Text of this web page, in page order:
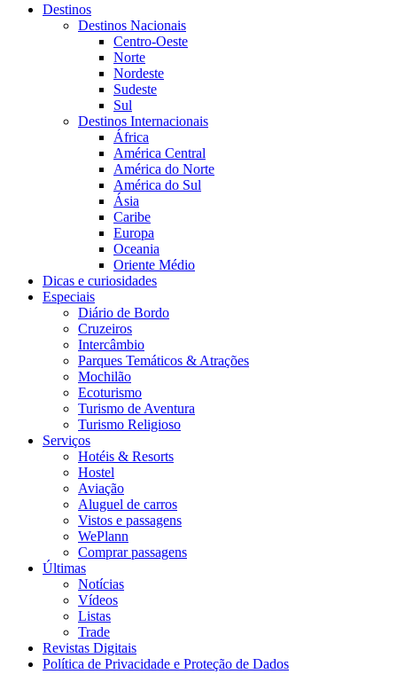
Destinos
Destinos Nacionais
Centro-Oeste
Norte
Nordeste
Sudeste
Sul
Destinos Internacionais
África
América Central
América do Norte
América do Sul
Ásia
Caribe
Europa
Oceania
Oriente Médio
Dicas e curiosidades
Especiais
Diário de Bordo
Cruzeiros
Intercâmbio
Parques Temáticos & Atrações
Mochilão
Ecoturismo
Turismo de Aventura
Turismo Religioso
Serviços
Hotéis & Resorts
Hostel
Aviação
Aluguel de carros
Vistos e passagens
WePlann
Comprar passagens
Últimas
Notícias
Vídeos
Listas
Trade
Revistas Digitais
Política de Privacidade e Proteção de Dados